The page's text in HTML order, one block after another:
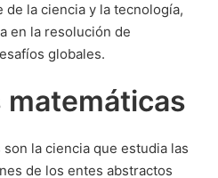
de la ciencia y la tecnología,
en la resolución de
globales.
matemáticas
la ciencia que estudia las
de los entes abstractos